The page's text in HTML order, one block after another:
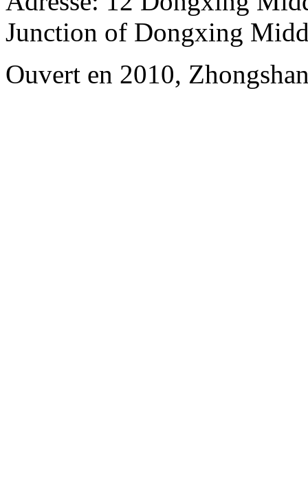
Junction of Dongxing
Ouvert en 2010,